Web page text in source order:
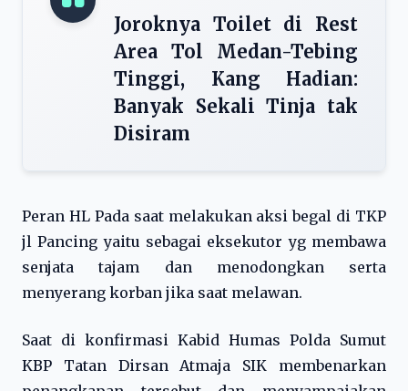
Joroknya Toilet di Rest
Area Tol Medan-Tebing
Tinggi, Kang Hadian:
Banyak Sekali Tinja tak
Disiram
Peran HL Pada saat melakukan aksi begal di TKP
jl Pancing yaitu sebagai eksekutor yg membawa
senjata tajam dan menodongkan serta
menyerang korban jika saat melawan.
Saat di konfirmasi Kabid Humas Polda Sumut
KBP Tatan Dirsan Atmaja SIK membenarkan